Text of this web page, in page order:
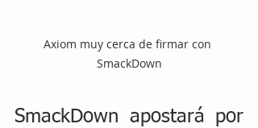
Axiom muy cerca de firmar con
SmackDown
SmackDown apostará por